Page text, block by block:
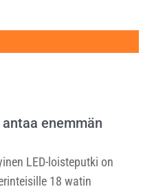
enemmän
LED-loisteputki on
18 watin